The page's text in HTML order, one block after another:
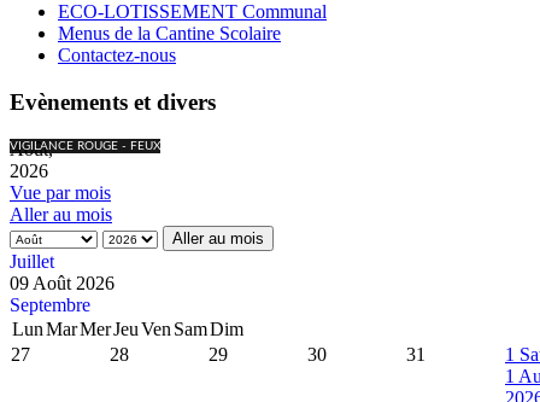
ECO-LOTISSEMENT Communal
Menus de la Cantine Scolaire
Contactez-nous
Evènements et divers
VIGILANCE ROUGE - FEUX
Août,
2026
Vue par mois
Aller au mois
Aller au mois
Juillet
09 Août 2026
Septembre
LunMarMerJeuVen SamDim
27
28 29 30 31 1
1